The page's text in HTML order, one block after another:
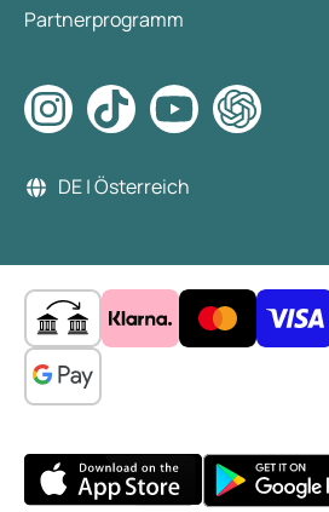
Partnerprogramm
DE | Österreich